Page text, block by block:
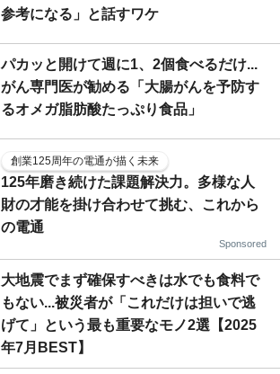
参考になる」と話すワケ
パカッと開けて週に1、2個食べるだけ...
がん専門医が勧める「大腸がんを予防す
るオメガ脂肪酸たっぷり食品」
創業125周年の電通が描く未来
125年磨き続けた課題解決力。多様な人
財の才能を掛け合わせて挑む、これから
の電通
Sponsored
大地震でまず確保すべきは水でも食料で
もない...被災者が「これだけは担いで逃
げて」という最も重要なモノ2選【2025
年7月BEST】